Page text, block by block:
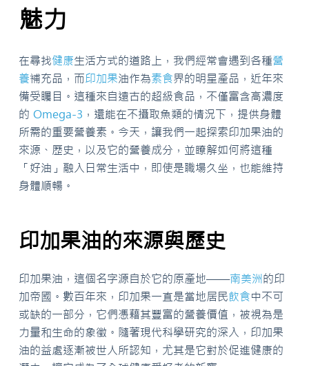
魅力
在尋找健康生活方式的道路上，我們經常會遇到各種營
養補充品，而印加果油作為素食界的明星產品，近年來
備受矚目。這種來自遠古的超級食品，不僅富含高濃度
的 Omega-3 ，還能在不攝取魚類的情況下，提供身體
所需的重要營養素。今天，讓我們一起探索印加果油的
來源、歷史，以及它的營養成分，並瞭解如何將這種
「好油」融入日常生活中，即使是職場久坐，也能維持
身體順暢。
印加果油的來源與歷史
印加果油，這個名字源自於它的原產地——南美洲的印
加帝國。數百年來，印加果一直是當地居民飲食中不可
或缺的一部分，它們憑藉其豐富的營養價值，被視為是
力量和生命的象徵。隨著現代科學研究的深入，印加果
油的益處逐漸被世人所認知，尤其是它對於促進健康的